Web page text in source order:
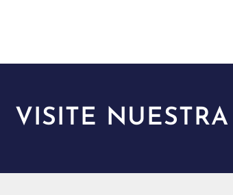
VISITE